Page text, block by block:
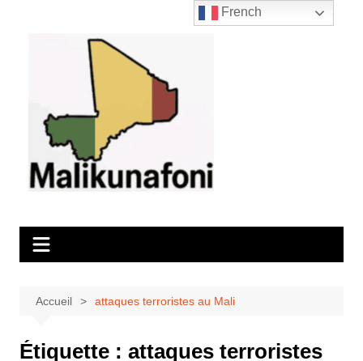
Accueil attaques terroristes au Mali
Étiquette : attaques terroristes
French